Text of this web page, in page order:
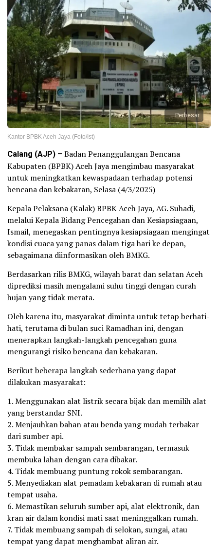
Perbesar
Kantor BPBK Aceh Jaya (Foto/Ist)
Calang (AJP) – Badan Penanggulangan Bencana
Kabupaten (BPBK) Aceh Jaya mengimbau masyarakat
untuk meningkatkan kewaspadaan terhadap potensi
bencana dan kebakaran, Selasa (4/3/2025)
Kepala Pelaksana (Kalak) BPBK Aceh Jaya, AG. Suhadi,
melalui Kepala Bidang Pencegahan dan Kesiapsiagaan,
Ismail, menegaskan pentingnya kesiapsiagaan mengingat
kondisi cuaca yang panas dalam tiga hari ke depan,
sebagaimana diinformasikan oleh BMKG.
Berdasarkan rilis BMKG, wilayah barat dan selatan Aceh
diprediksi masih mengalami suhu tinggi dengan curah
hujan yang tidak merata.
Oleh karena itu, masyarakat diminta untuk tetap berhati-
hati, terutama di bulan suci Ramadhan ini, dengan
menerapkan langkah-langkah pencegahan guna
mengurangi risiko bencana dan kebakaran.
Berikut beberapa langkah sederhana yang dapat
dilakukan masyarakat:
1. Menggunakan alat listrik secara bijak dan memilih alat
yang berstandar SNI.
2. Menjauhkan bahan atau benda yang mudah terbakar
dari sumber api.
3. Tidak membakar sampah sembarangan, termasuk
membuka lahan dengan cara dibakar.
4. Tidak membuang puntung rokok sembarangan.
5. Menyediakan alat pemadam kebakaran di rumah atau
tempat usaha.
6. Memastikan seluruh sumber api, alat elektronik, dan
kran air dalam kondisi mati saat meninggalkan rumah.
7. Tidak membuang sampah di selokan, sungai, atau
tempat yang dapat menghambat aliran air.